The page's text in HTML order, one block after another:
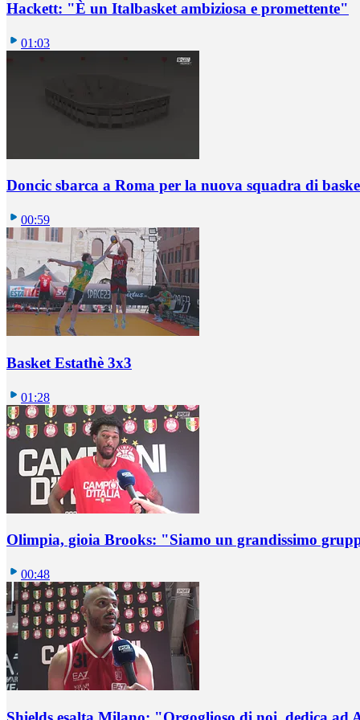
Hackett: "È un Italbasket ambiziosa e promettente"
01:03
Doncic sbarca a Roma per la nuova squadra di
00:59
Basket Estathè 3x3
01:28
Olimpia, gioia Brooks: "Siamo un grandissimo
00:48